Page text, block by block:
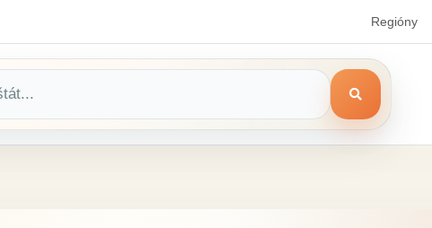
Regióny